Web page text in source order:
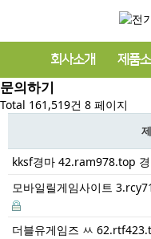
회사소개 제품
문의하기
Total 161,519건 8 페이지
kksf경마 42.ram978.top 경
모바일릴게임사이트
더블유게임즈 ㅆ